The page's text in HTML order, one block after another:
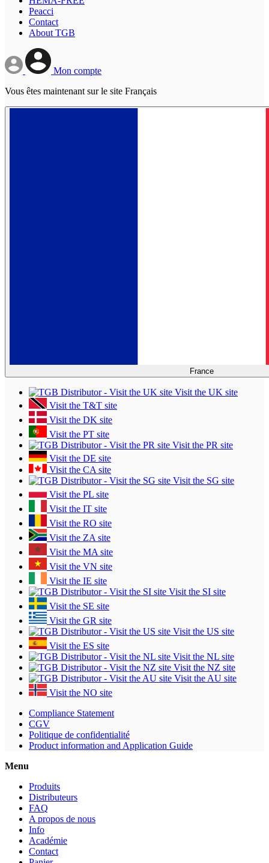
Peacci
Contact
About TGB
Mon compte
Vous êtes maintenant sur le site Français
France
Visit the UK site
Visit the T&T site
Visit the DK site
Visit the PT site
Visit the PR site
Visit the DE site
Visit the CA site
Visit the SG site
Visit the PL site
Visit the IT site
Visit the RO site
Visit the ZA site
Visit the MA site
Visit the VN site
Visit the IE site
Visit the SI site
Visit the SE site
Visit the GR site
Visit the US site
Visit the ES site
Visit the NL site
Visit the NZ site
Visit the AU site
Visit the NO site
Compliance Statement
CGV
Politique de confidentialité
Product information and Application Guide
Menu
Produits
Distributeurs
FAQ
A propos de nous
Info
Académie
Contact